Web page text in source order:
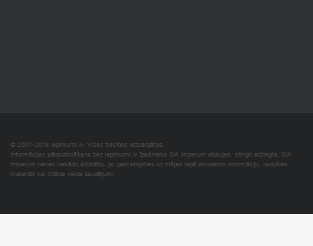
© 2007–2018 Iepirkumi.lv. Visas tiesības aizsargātas.
Informācijas pārpublicēšana bez iepirkumi.lv īpašnieka SIA Imperum atļaujas, stingri aizliegta. SIA
Imperum nenes nekādu atbildību, ja, pamatojoties uz mājas lapā atrodamo informāciju, radušies
materiāli vai citāda veida zaudējumi.